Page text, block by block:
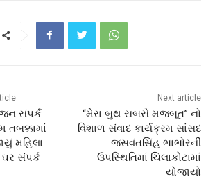
જન સંપર્ક
તબક્કામાં
મહિલા
સંપર્ક
Next article
“મેરા બુથ સબસે મજબૂત” નો
વિશાળ સંવાદ કાર્યક્રમ સાંસદ
જસવંતસિંહ ભાભોરની
ઉપસ્થિતિમાં ચિલાકોટામાં
યોજાયો